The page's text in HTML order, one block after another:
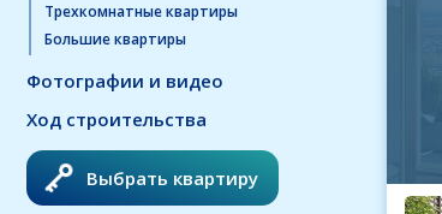
Трехкомнатные квартиры
Большие квартиры
Фотографии и видео
Ход строительства
Выбрать квартиру